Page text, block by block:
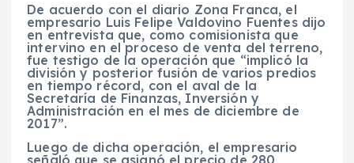
De acuerdo con el diario Zona Franca, el
empresario Luis Felipe Valdovino Fuentes dijo
en entrevista que, como comisionista que
intervino en el proceso de venta del terreno,
fue testigo de la operación que “implicó la
división y posterior fusión de varios predios
en tiempo récord, con el aval de la
Secretaría de Finanzas, Inversión y
Administración en el mes de diciembre de
2017”.
Luego de dicha operación, el empresario
señaló que se asignó el precio de 280